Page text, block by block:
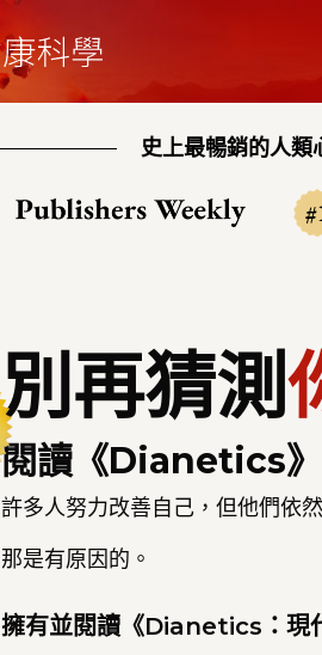
史上最暢銷的人類
別再猜測
閱讀 《Dianetics
許多人努力改善自己，但他們依
那是有原因的。
擁有並閱讀 《Dianetics：現